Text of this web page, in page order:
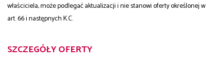
właściciela, może podlegać aktualizacji i nie stanowi oferty określonej w
art. 66 i następnych K.C.
SZCZEGÓŁY OFERTY